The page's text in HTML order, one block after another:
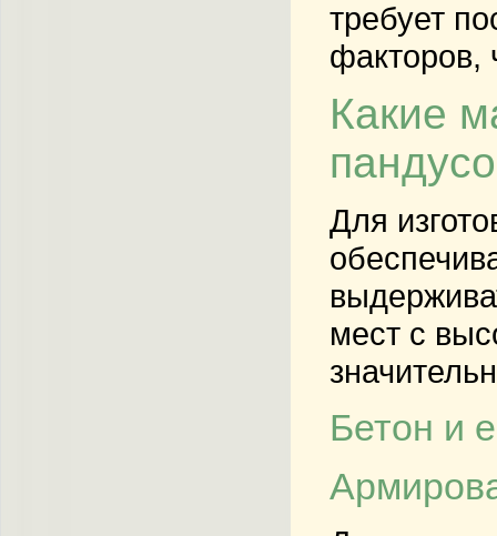
требует
факторов,
Какие
Для
мест с
Бетон и